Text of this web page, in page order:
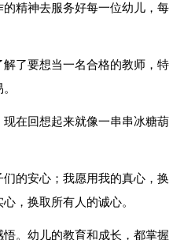
精神去服务好每一位幼儿，每
了要想当一名合格的教师，特
在回想起来就像一串串冰糖葫
的安心；我愿用我的真心，换
，换取所有人的诚心。
。幼儿的教育和成长，都掌握